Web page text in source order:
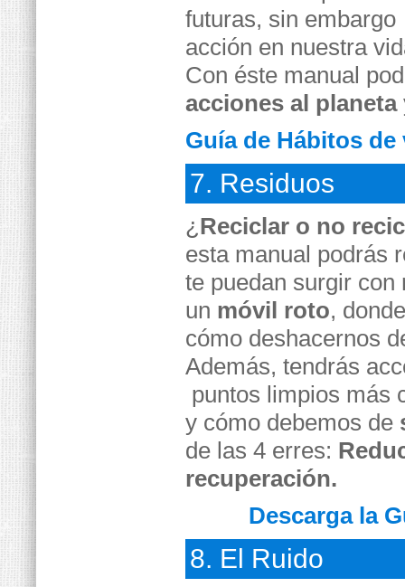
futuras, sin
acción en nuestra
Con éste manual
acciones al planeta
Guía de Hábitos
7. Residuos
¿Reciclar o no
esta manual podrás
te puedan surgir con
un móvil roto,
cómo deshacernos
Además, tendrás
puntos limpios más
y cómo debemos de
de las 4 erres:
recuperación.
Descarga la
8. El Ruido